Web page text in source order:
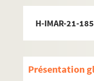
H-IMAR-21-
Présentation
H-
H-